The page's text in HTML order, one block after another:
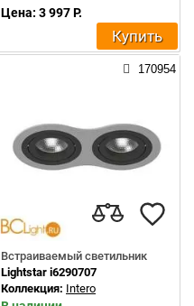
Цена: 3 997 Р.
Купить
170954
Встраиваемый светильник
Lightstar i6290707
Коллекция: Intero